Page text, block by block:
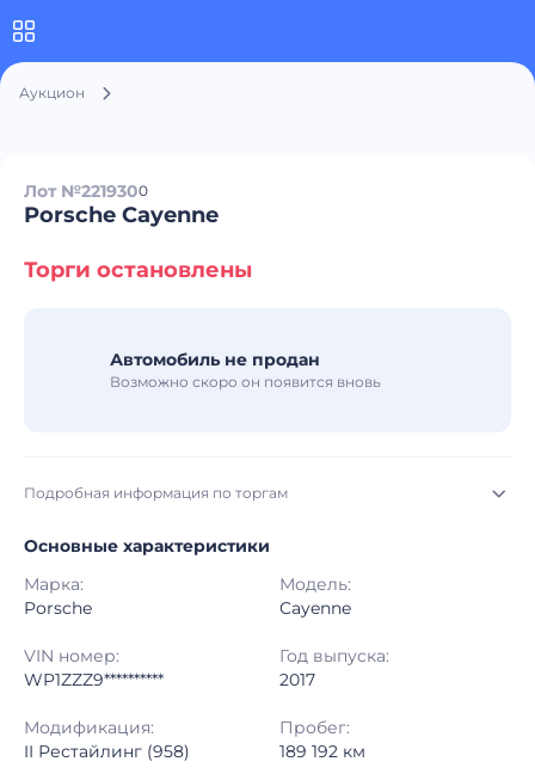
Аукцион
Лот №2219300
Porsche Cayenne
Торги остановлены
Автомобиль не продан
Возможно скоро он появится вновь
Подробная информация по торгам
Начало торгов: 30.06.2026, 01:27 МСК
Конец торгов: 06.07.2026, 13:23 МСК
Тип аукциона: Открытые торги
Шаг торгов: 50 000 ₽
Основные характеристики
Марка:
Porsche
Модель:
Cayenne
VIN номер:
WP1ZZZ9**********
Год выпуска:
2017
Модификация:
II Рестайлинг (958)
Пробег:
189 192 км